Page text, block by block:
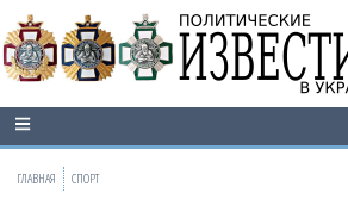
ГЛАВНАЯ СПОРТ